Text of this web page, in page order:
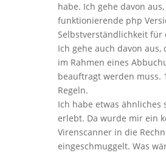
habe. Ich gehe davon
funktionierende php
Selbstverständlichkeit für
Ich gehe auch davon aus,
im Rahmen eines
beauftragt werden muss.
Regeln.
Ich habe etwas ähnliches
erlebt. Da wurde mir ein
Virenscanner in die
eingeschmuggelt. Was